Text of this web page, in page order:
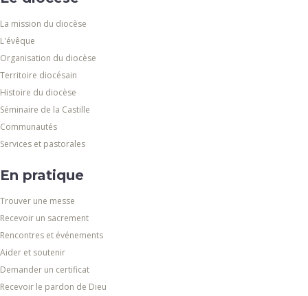
La mission du diocèse
L'évêque
Organisation du diocèse
Territoire diocésain
Histoire du diocèse
Séminaire de la Castille
Communautés
Services et pastorales
En pratique
Trouver une messe
Recevoir un sacrement
Rencontres et événements
Aider et soutenir
Demander un certificat
Recevoir le pardon de Dieu